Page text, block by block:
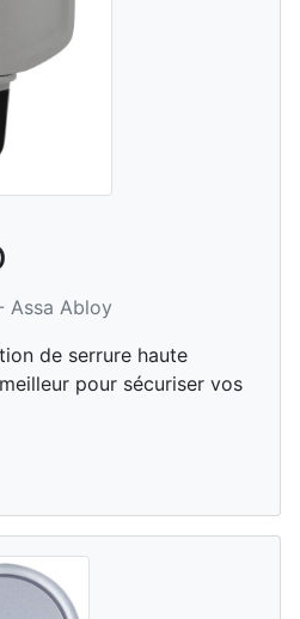
Assa Abloy
de serrure haute
pour sécuriser vos